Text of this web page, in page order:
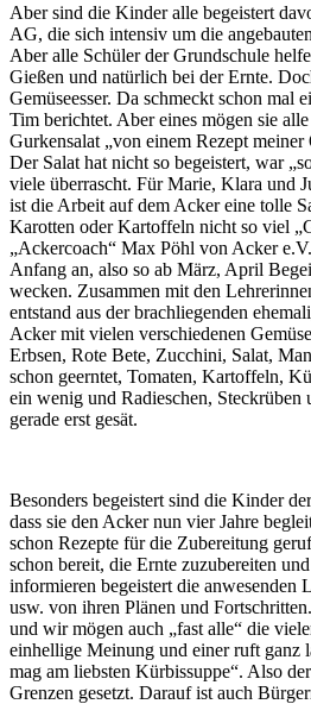
Aber sind die Kinder alle begeistert
AG, die sich intensiv um die
Aber alle Schüler der Grundschule
Gießen und natürlich bei der Ernte.
Gemüseesser. Da schmeckt schon mal
Tim berichtet. Aber eines mögen sie
Gurkensalat „von einem Rezept
Der Salat hat nicht so begeistert, war
viele überrascht. Für Marie, Klara und
ist die Arbeit auf dem Acker eine tolle
Karotten oder Kartoffeln nicht so viel
„Ackercoach“ Max Pöhl von Acker
Anfang an, also so ab März, April
wecken. Zusammen mit den
entstand aus der brachliegenden
Acker mit vielen verschiedenen
Erbsen, Rote Bete, Zucchini, Salat,
schon geerntet, Tomaten, Kartoffeln,
ein wenig und Radieschen,
gerade erst gesät.
Besonders begeistert sind die Kinder
dass sie den Acker nun vier Jahre
schon Rezepte für die Zubereitung
schon bereit, die Ernte zuzubereiten
informieren begeistert die anwesenden
usw. von ihren Plänen und
und wir mögen auch „fast alle“ die
einhellige Meinung und einer ruft ganz
mag am liebsten Kürbissuppe“. Also
Grenzen gesetzt. Darauf ist auch